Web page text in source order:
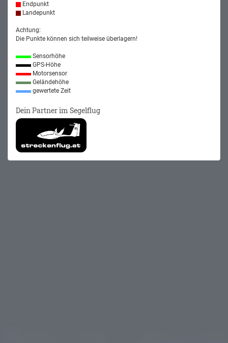
Endpunkt
Landepunkt
Achtung:
Die Punkte können sich teilweise überlagern!
Sensorhöhe
GPS-Höhe
Motorsensor
Geländehöhe
gewertete Zeit
Dein Partner im Segelflug